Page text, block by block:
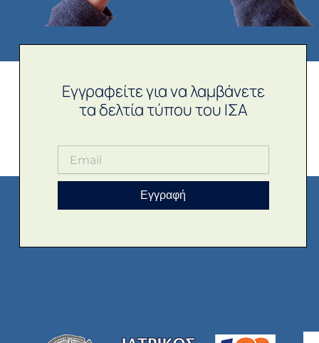
Εγγραφείτε για να λαμβάνετε
τα δελτία τύπου του ΙΣΑ
Εγγραφή